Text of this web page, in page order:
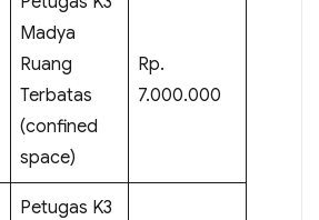
Madya
Ruang
Terbatas
(confined
space)
Rp.
7.000.000
Petugas K3